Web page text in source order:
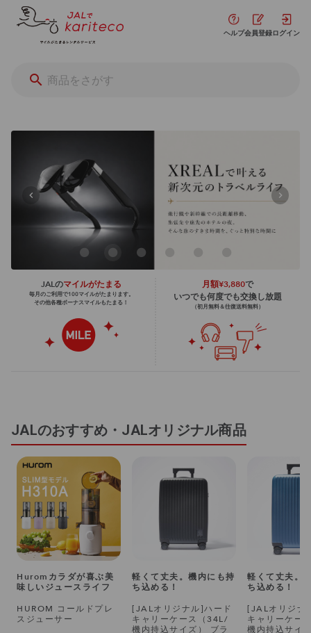
ヘルプ会員登録ログイン
JALのマイルがたまる
毎月のご利用で100マイルがたまります。
その他各種ボーナスマイルもたまる！
月額¥3,880で
いつでも何度でも交換し放題
（初月無料＆往復送料無料）
JALのおすすめ・JALオリジナル商品
Huromカラダが喜ぶ美
味しいジュースライフ
HUROM コールドプレ
スジューサー
軽くて丈夫。機内にも持
ち込める！
[JALオリジナル]ハード
キャリーケース（34L/
機内持込サイズ） ブラ
軽くて丈夫。
ち込める！
[JALオリジナ
キャリーケー
機内持込サイ